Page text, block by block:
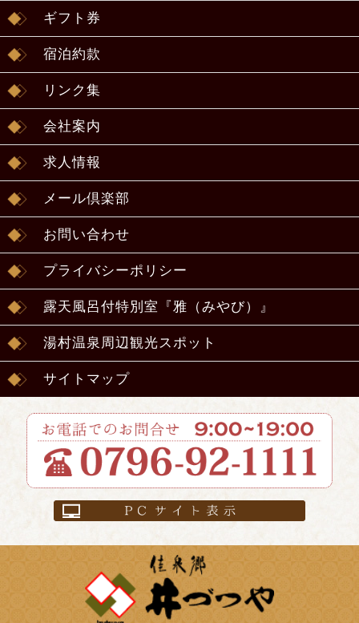
ギフト券
宿泊約款
リンク集
会社案内
求人情報
メール倶楽部
お問い合わせ
プライバシーポリシー
露天風呂付特別室『雅（みやび）』
湯村温泉周辺観光スポット
サイトマップ